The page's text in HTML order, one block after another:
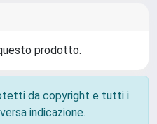
prodotto.
da copyright e tutti i
indicazione.